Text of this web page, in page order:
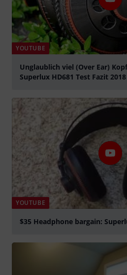
YOUTUBE
Unglaublich viel (Over Ear)
Superlux HD681 Test Fazit 2018
YOUTUBE
$35 Headphone bargain: